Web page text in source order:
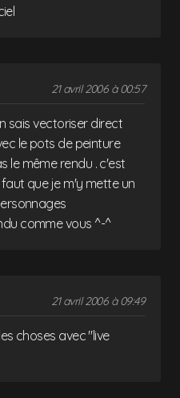
21 avril 2006 à 00:57
sais vectoriser direct
le pots de peinture
le même rendu . c'est
que je m'y mette un
comme vous ^-^
21 avril 2006 à 09:49
choses avec "live